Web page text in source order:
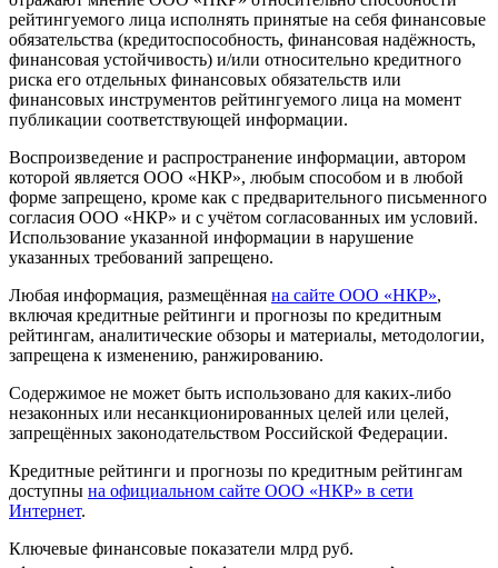
рейтингуемого лица исполнять принятые на себя финансовые
обязательства (кредитоспособность, финансовая надёжность,
финансовая устойчивость) и/или относительно кредитного
риска его отдельных финансовых обязательств или
финансовых инструментов рейтингуемого лица на момент
публикации соответствующей информации.
Воспроизведение и распространение информации, автором
которой является ООО «НКР», любым способом и в любой
форме запрещено, кроме как с предварительного письменного
согласия ООО «НКР» и с учётом согласованных им условий.
Использование указанной информации в нарушение
указанных требований запрещено.
Любая информация, размещённая на сайте ООО «НКР»,
включая кредитные рейтинги и прогнозы по кредитным
рейтингам, аналитические обзоры и материалы, методологии,
запрещена к изменению, ранжированию.
Содержимое не может быть использовано для каких-либо
незаконных или несанкционированных целей или целей,
запрещённых законодательством Российской Федерации.
Кредитные рейтинги и прогнозы по кредитным рейтингам
доступны на официальном сайте ООО «НКР» в сети
Интернет.
Ключевые финансовые показатели млрд руб.